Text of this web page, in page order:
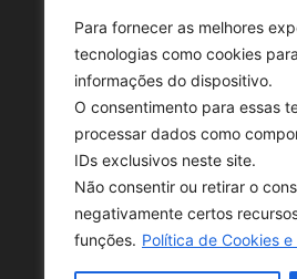
Para fornecer as melhores
tecnologias como cookies
informações do dispositivo.
O consentimento para essas
processar dados como
IDs exclusivos neste site.
Não consentir ou retirar o
negativamente certos
funções. Política de Cookies